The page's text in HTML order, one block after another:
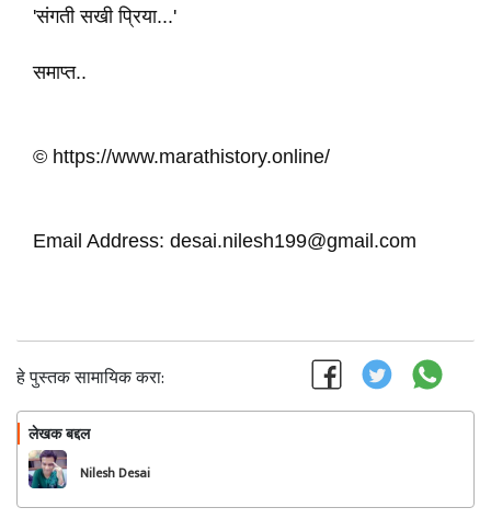
'संगती सखी प्रिया...'
समाप्त..
© https://www.marathistory.online/
Email Address: desai.nilesh199@gmail.com
हे पुस्तक सामायिक करा:
लेखक बद्दल
Nilesh Desai